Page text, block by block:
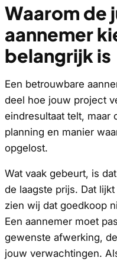
Waarom de
aannemer
belangrijk is
Een betrouwbare
deel hoe jouw project
eindresultaat telt, maar
planning en manier
opgelost.
Wat vaak gebeurt, is
de laagste prijs. Dat
zien wij dat goedkoop
Een aannemer moet
gewenste afwerking,
jouw verwachtingen.